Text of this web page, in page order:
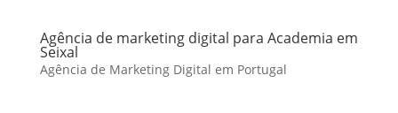
Agência de marketing digital para Academia em
Seixal
Agência de Marketing Digital em Portugal